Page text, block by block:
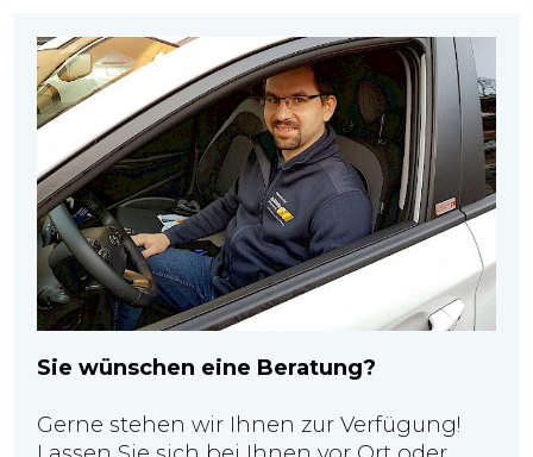
Sie wünschen eine Beratung?
Gerne stehen wir Ihnen zur Verfügung!